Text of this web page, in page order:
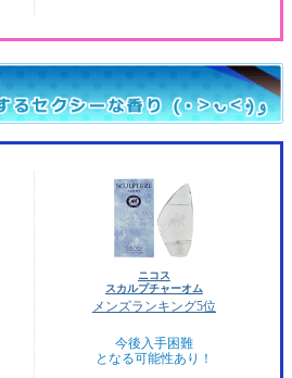
ニコス
スカルプチャーオム
メンズランキング5位
今後入手困難
となる可能性あり！